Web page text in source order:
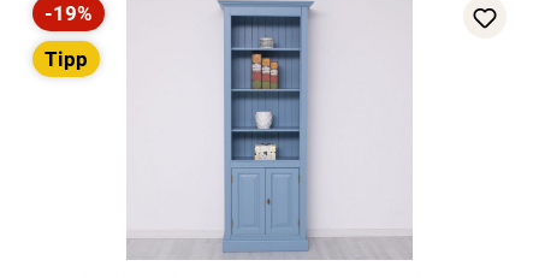
Rabatt
-19%
Tipp